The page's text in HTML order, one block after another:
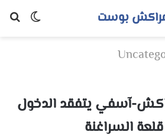
الوضع
بوست
آسفي يتفقد الدخول
السراغنة